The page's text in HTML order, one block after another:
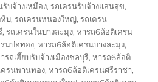
รับจ้างเหมือง,รถเครนรับจ้างแสนสุข,
หีบ,รถเครนหนองใหญ่,รถเครน
,รถเครนในบางละมุง,หารถ6ล้อติเครน
นบ่อทอง,หารถ6ล้อติเครนบางละมุง,
ถเฮี๊ยบรับจ้างเมืองชลบุรี,หารถ6ล้อติ
ครนพานทอง,หารถ6ล้อติเครนศรีราชา,